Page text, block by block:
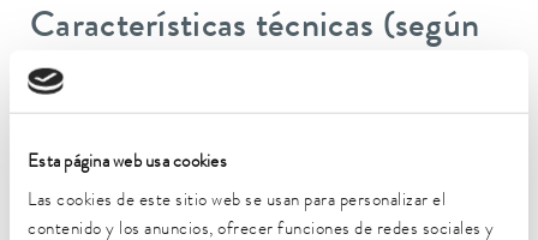
Esta página web usa cookies
Las cookies de este sitio web se usan para personalizar el
contenido y los anuncios, ofrecer funciones de redes sociales y
Características técnicas (según
DIN 12876)
-25 ... 200 °C
Temperatura ambiente